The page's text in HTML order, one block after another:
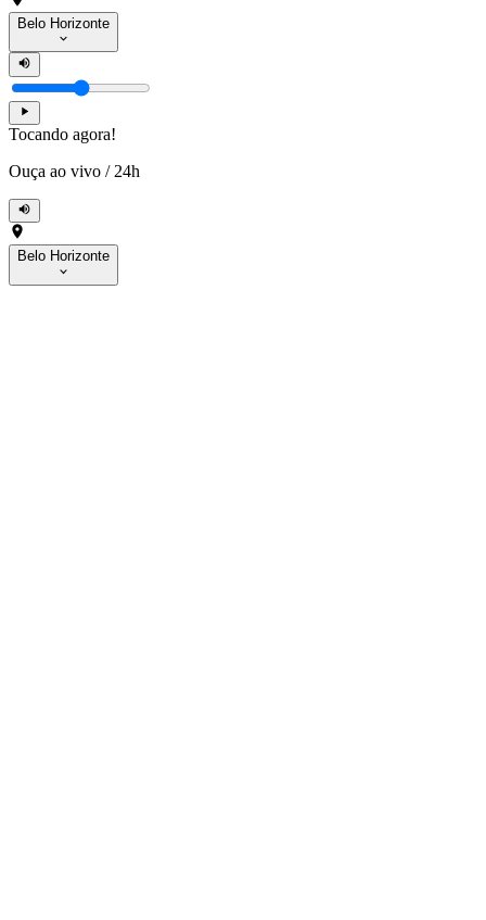
Belo Horizonte
Tocando agora!
Ouça ao vivo / 24h
Belo Horizonte